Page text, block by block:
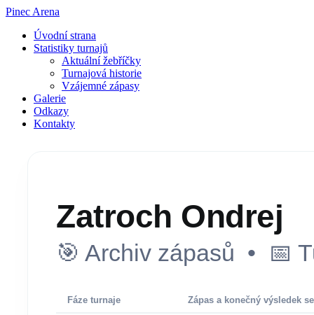
Pinec Arena
Úvodní strana
Statistiky turnajů
Aktuální žebříčky
Turnajová historie
Vzájemné zápasy
Galerie
Odkazy
Kontakty
Zatroch Ondrej
🎯 Archiv zápasů • 📅
Fáze turnaje Zápas a konečný výsledek